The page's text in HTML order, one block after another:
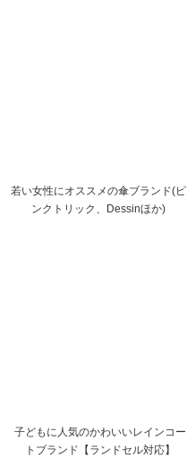
若い女性にオススメの傘ブランド(ピ
ンクトリック、Dessinほか)
子どもに人気のかわいいレインコー
トブランド【ランドセル対応】